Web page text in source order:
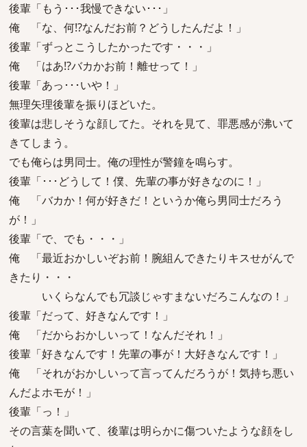
後輩「もう･･･我慢できない･･･」
俺 「な、何!?なんだお前？どうしたんだよ！」
後輩「ずっとこうしたかったです・・・」
俺 「はあ!?バカかお前！離せって！」
後輩「あっ･･･いや！」
無理矢理後輩を振りほどいた。
後輩は悲しそうな顔してた。それを見て、罪悪感が沸いて
きてしまう。
でも俺らは男同士。俺の理性が警鐘を鳴らす。
後輩「･･･どうして！僕、先輩の事が好きなのに！」
俺 「バカか！何が好きだ！というか俺ら男同士だろう
が！」
後輩「で、でも・・・」
俺 「最近おかしいぞお前！腕組んできたりキスせがんで
きたり・・・
いくらなんでも冗談じゃすまないだろこんなの！」
後輩「だって、好きなんです！」
俺 「だからおかしいって！なんだそれ！」
後輩「好きなんです！先輩の事が！大好きなんです！」
俺 「それがおかしいって言ってんだろうが！気持ち悪い
んだよホモが！」
後輩「っ！」
その言葉を聞いて、後輩は明らかに傷ついたような顔をし